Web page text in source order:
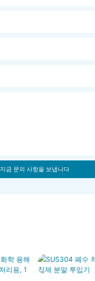
지금 문의 사항을 보냅니다